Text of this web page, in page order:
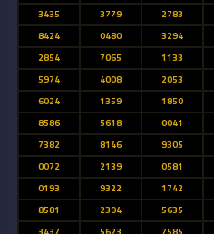
3435
3779 2783
8424
0480 3294
2854
7065 1133
5974
4008 2053
6024
1359 1850
8586
5618 0041
7382
8146 9305
0072
2139 0581
0193
9322 1742
8581
2394 5635